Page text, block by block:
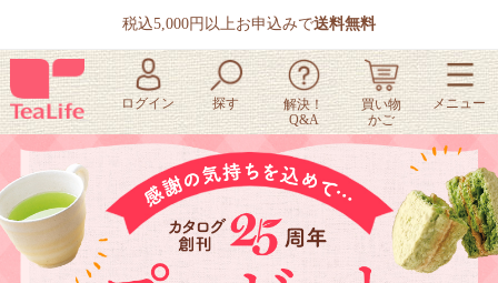
税込5,000円以上お申込みで送料無料